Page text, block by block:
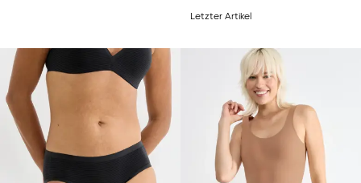
Letzter Artikel